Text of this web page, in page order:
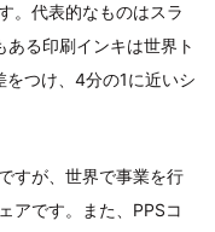
。代表的なものはスラ
る印刷インキは世界ト
をつけ、4分の1に近いシ
すが、世界で事業を行
アです。また、PPSコ